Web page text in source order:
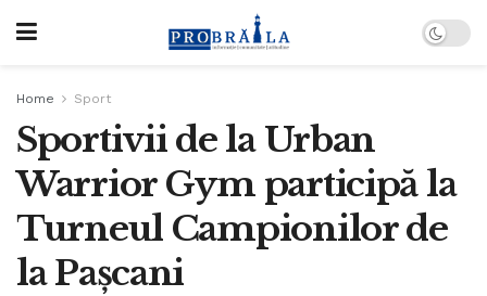
Home Sport
Sportivii de la Urban
Warrior Gym participă la
Turneul Campionilor de
la Pașcani